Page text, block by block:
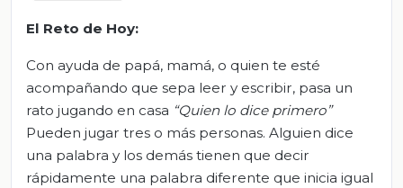
El Reto de Hoy:
Con ayuda de papá, mamá, o quien te esté
acompañando que sepa leer y escribir, pasa un
rato jugando en casa “Quien lo dice primero”
Pueden jugar tres o más personas. Alguien dice
una palabra y los demás tienen que decir
rápidamente una palabra diferente que inicia igual